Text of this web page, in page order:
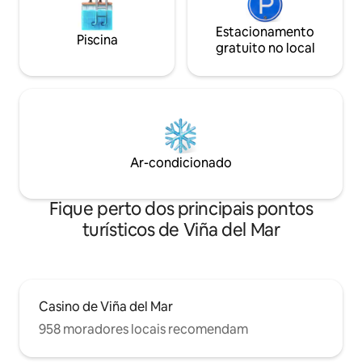
Piscina
Estacionamento
gratuito no local
Ar-condicionado
Fique perto dos principais pontos
turísticos de Viña del Mar
Casino de Viña del Mar
958 moradores locais recomendam